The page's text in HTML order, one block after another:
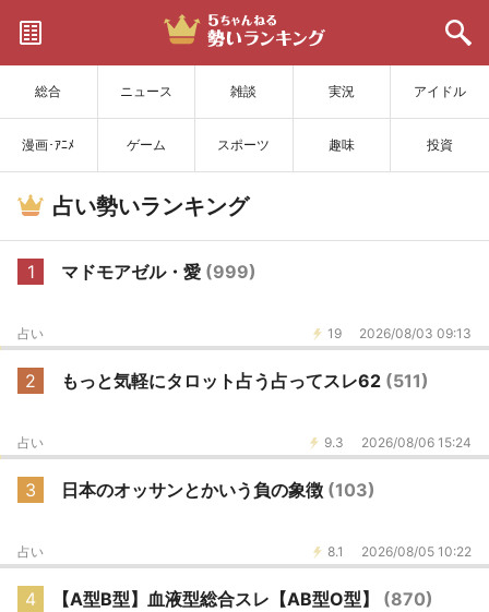
総合 ニュース 雑談 実況 アイドル
漫画･ｱﾆﾒ ゲーム スポーツ 趣味 投資
サイトを更新
占い勢いランキング
1 マドモアゼル・愛 (999)
19 2026/08/03 09:13
占い
2 もっと気軽にタロット占う占ってスレ62 (511)
9.3 2026/08/06 15:24
占い
3 日本のオッサンとかいう負の象徴 (103)
8.1 2026/08/05 10:22
占い
4 【A型B型】血液型総合スレ【AB型O型】 (870)